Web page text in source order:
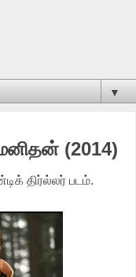
▼
(2014)
திர்ல்லர் படம்.